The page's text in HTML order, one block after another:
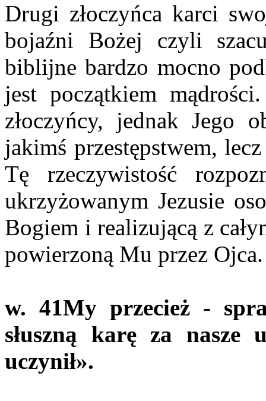
Drugi złoczyńca karci
bojaźni Bożej czyli
biblijne bardzo mocno
jest początkiem
złoczyńcy, jednak Jego
jakimś przestępstwem,
Tę rzeczywistość
ukrzyżowanym Jezusie
Bogiem i realizującą z
powierzoną Mu przez Ojca.
w. 41My przecież -
słuszną karę za nasze
uczynił».